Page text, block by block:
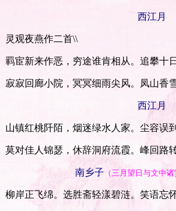
西江月
灵观夜燕作二首\\
羁宦新来作恶，穷途谁肯相从。追攀十
寂寂回廊小院，冥冥细雨尖风。凤山香
西江月
山镇红桃阡陌，烟迷绿水人家。尘容误
莫对佳人锦瑟，休辞洞府流霞。峰回路
南乡子（三月望日与文中
柳岸正飞绵。选胜斋轻漾碧涟。笑语忘